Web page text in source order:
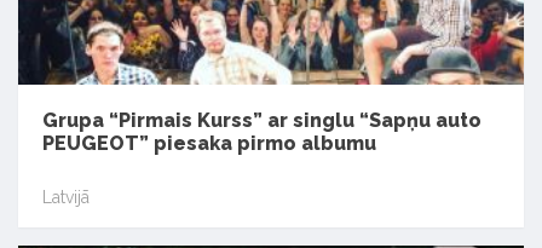
Grupa “Pirmais Kurss” ar singlu “Sapņu auto
PEUGEOT” piesaka pirmo albumu
Latvijā